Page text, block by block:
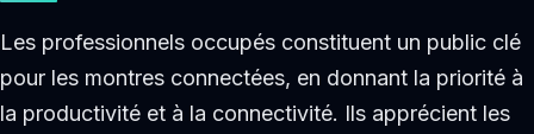
Les professionnels occupés constituent un public clé
pour les montres connectées, en donnant la priorité à
la productivité et à la connectivité. Ils apprécient les